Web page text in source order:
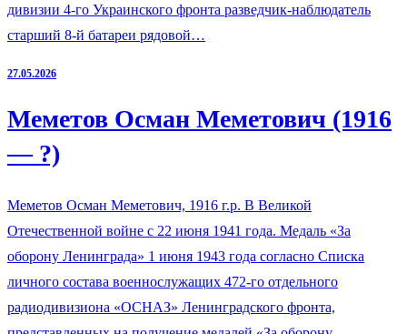
дивизии 4-го Украинского фронта разведчик-наблюдатель
старший 8-й батареи рядовой…
27.05.2026
Меметов Осман Меметович (1916
— ?)
Меметов Осман Меметович, 1916 г.р. В Великой
Отечественной войне с 22 июня 1941 года. Медаль «За
оборону Ленинграда» 1 июня 1943 года согласно Списка
личного состава военнослужащих 472-го отдельного
радиодивизиона «ОСНАЗ» Ленинградского фронта,